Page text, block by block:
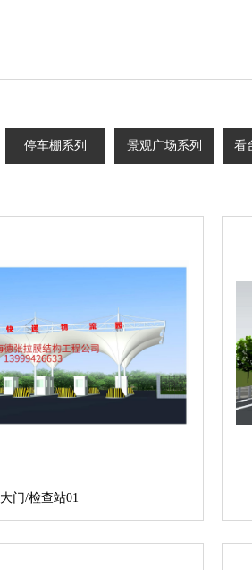
停车棚系列 景观广场系列 看
大门/检查站01